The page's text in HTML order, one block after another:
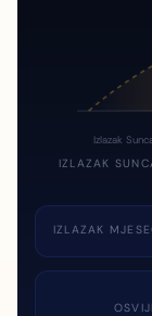
Izlazak
IZLAZAK
IZLAZAK